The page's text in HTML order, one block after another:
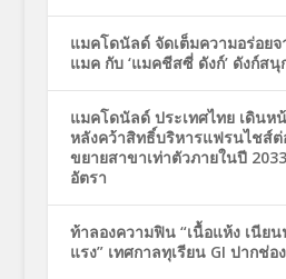
แมคโดนัลด์ จัดเต็มความอร่อย
แมค กับ ‘แมคชีสซี่ ดังก์’ ดังก์สนุ
แมคโดนัลด์ ประเทศไทย เดินห
หลังคว้าสิทธิ์บริหารแฟรนไชส์ต่
ขยายสาขาเท่าตัวภายในปี
อัตรา
ท้าลองความฟิน “เนื้อแห้ง เนีย
แรง” เทศกาลทุเรียน GI ปากช่อ